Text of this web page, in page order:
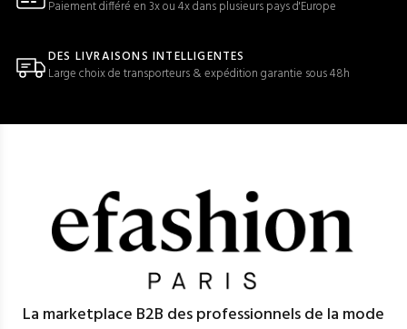
Paiement différé en 3x ou 4x dans plusieurs pays d'Europe
DES LIVRAISONS INTELLIGENTES
Large choix de transporteurs & expédition garantie sous 48h
La marketplace B2B des professionnels de la mode